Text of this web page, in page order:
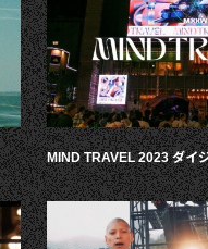
MIND TRAVEL 2023 ダイ